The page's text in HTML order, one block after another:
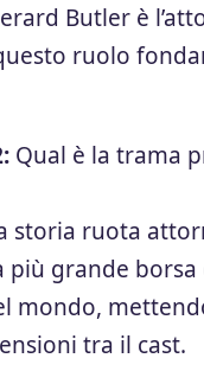
Butler è
ruolo
Qual è la trama
storia ruota
più grande borsa
mondo,
tra il cast.